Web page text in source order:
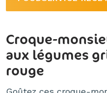
Croque-
aux légumes
rouge